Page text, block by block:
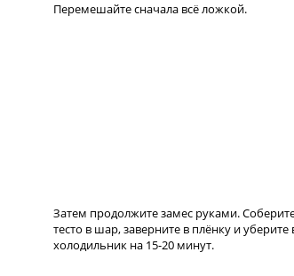
Перемешайте сначала всё ложкой.
Затем продолжите замес руками.
тесто в шар, заверните в плёнку и уберите
холодильник на 15-20 минут.